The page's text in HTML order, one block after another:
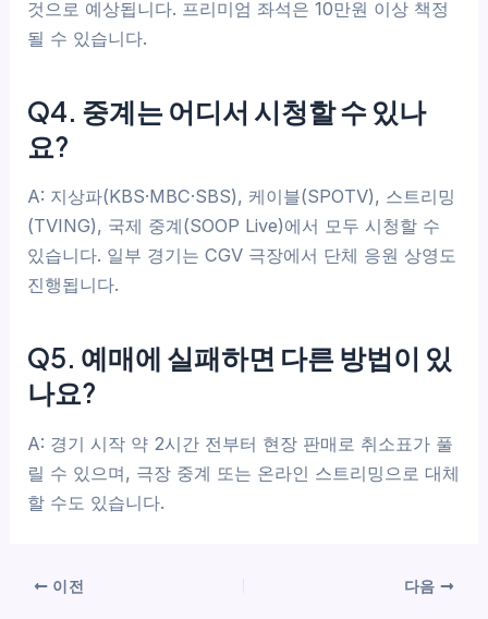
것으로 예상됩니다. 프리미엄 좌석은 10만원 이상 책정
될 수 있습니다.
Q4. 중계는 어디서 시청할 수 있나
요?
A: 지상파(KBS·MBC·SBS), 케이블(SPOTV), 스트리밍
(TVING), 국제 중계(SOOP Live)에서 모두 시청할 수
있습니다. 일부 경기는 CGV 극장에서 단체 응원 상영도
진행됩니다.
Q5. 예매에 실패하면 다른 방법이 있
나요?
A: 경기 시작 약 2시간 전부터 현장 판매로 취소표가 풀
릴 수 있으며, 극장 중계 또는 온라인 스트리밍으로 대체
할 수도 있습니다.
이전 다음